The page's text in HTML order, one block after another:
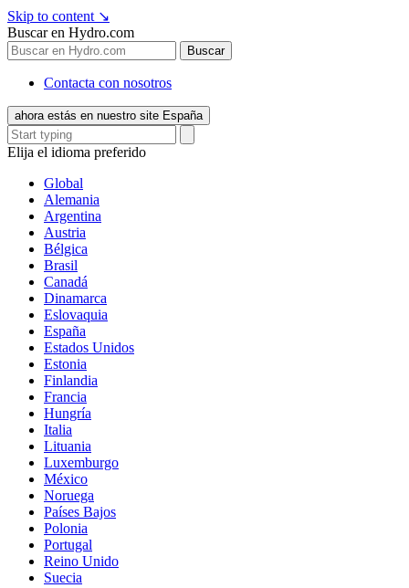
Skip to content ↘
Buscar en Hydro.com
Buscar
Contacta con nosotros
ahora estás en nuestro site España
Elija el idioma preferido
Global
Alemania
Argentina
Austria
Bélgica
Brasil
Canadá
Dinamarca
Eslovaquia
España
Estados Unidos
Estonia
Finlandia
Francia
Hungría
Italia
Lituania
Luxemburgo
México
Noruega
Países Bajos
Polonia
Portugal
Reino Unido
Suecia